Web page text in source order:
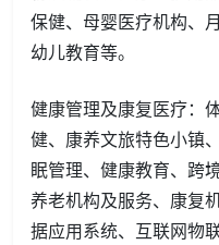
保健、母婴医疗机构、
幼儿教育等。
健康管理及康复医疗：
健、康养文旅特色小镇
眠管理、健康教育、跨
养老机构及服务、康复
据应用系统、互联网物